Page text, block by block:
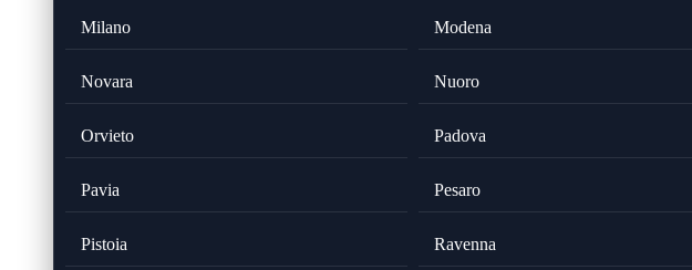
Milano Modena
Novara Nuoro
Orvieto Padova
Pavia Pesaro
Pistoia Ravenna